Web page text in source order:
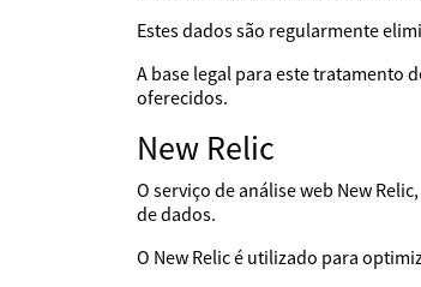
Estes dados são regularmente
A base legal para este tratamento
oferecidos.
New Relic
O serviço de análise web New
de dados.
O New Relic é utilizado para